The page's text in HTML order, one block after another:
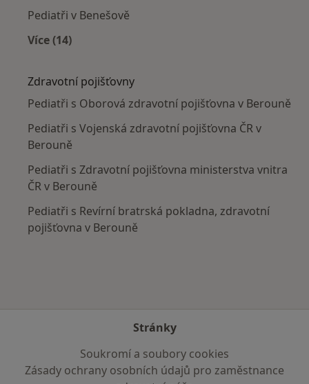
Pediatři v Benešově
Více (14)
Zdravotní pojišťovny
Pediatři s Oborová zdravotní pojišťovna v Berouně
Pediatři s Vojenská zdravotní pojišťovna ČR v
Berouně
Pediatři s Zdravotní pojišťovna ministerstva vnitra
ČR v Berouně
Pediatři s Revírní bratrská pokladna, zdravotní
pojišťovna v Berouně
Stránky
Soukromí a soubory cookies
Zásady ochrany osobních údajů pro zaměstnance